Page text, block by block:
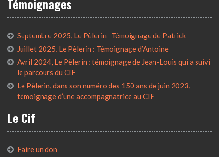
Témoignages
Septembre 2025, Le Pèlerin : Témoignage de Patrick
Juillet 2025, Le Pèlerin : Témoignage d’Antoine
Avril 2024, Le Pèlerin : témoignage de Jean-Louis qui a suivi
le parcours du CIF
Le Pèlerin, dans son numéro des 150 ans de juin 2023,
témoignage d’une accompagnatrice au CIF
Le Cif
Faire un don